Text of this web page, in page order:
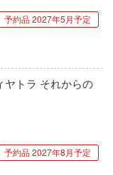
予約品 2027年5月予定
ヤトラ それからの
予約品 2027年8月予定
たい!
マンブレード